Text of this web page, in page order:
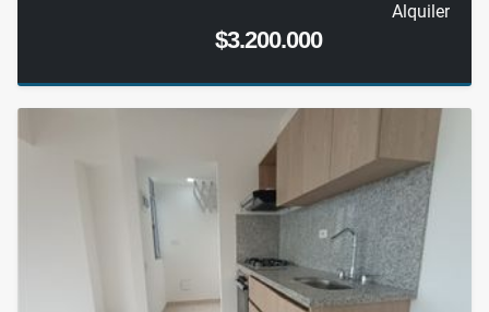
Alquiler
$3.200.000